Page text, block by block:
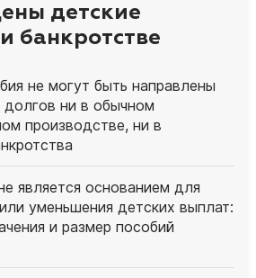
детские
банкротстве
не могут быть направлены
долгов ни в обычном
производстве, ни в
является основанием для
уменьшения детских выплат:
и размер пособий